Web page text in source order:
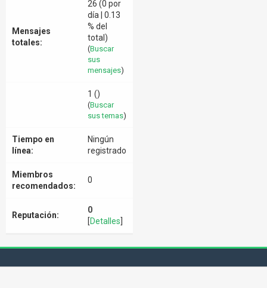
Mensajes
totales:
26 (0 por
día | 0.13
% del
total)
(Buscar
sus
mensajes)
1 ()
(Buscar
sus temas)
Tiempo en
línea:
Ningún
registrado
Miembros
recomendados:
0
Reputación:
0
[Detalles